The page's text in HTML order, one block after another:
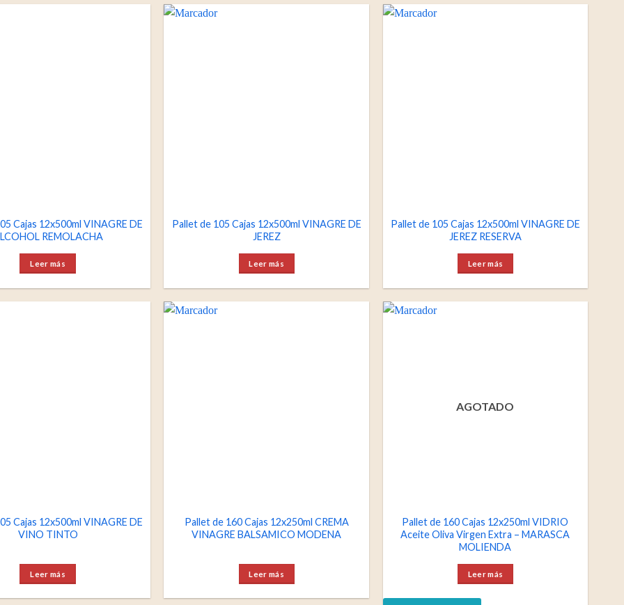
Cajas 12x500ml VINAGRE DE
REMOLACHA
Leer más
Pallet de 105 Cajas 12x500ml VINAGRE DE
JEREZ
Leer más
Pallet de 105 Cajas 12x500ml VINAGRE DE
JEREZ RESERVA
Leer más
Cajas 12x500ml VINAGRE DE
VINO TINTO
Leer más
Pallet de 160 Cajas 12x250ml CREMA
VINAGRE BALSAMICO MODENA
Leer más
AGOTADO
Pallet de 160 Cajas 12x250ml VIDRIO
Aceite Oliva Virgen Extra – MARASCA
MOLIENDA
Leer más